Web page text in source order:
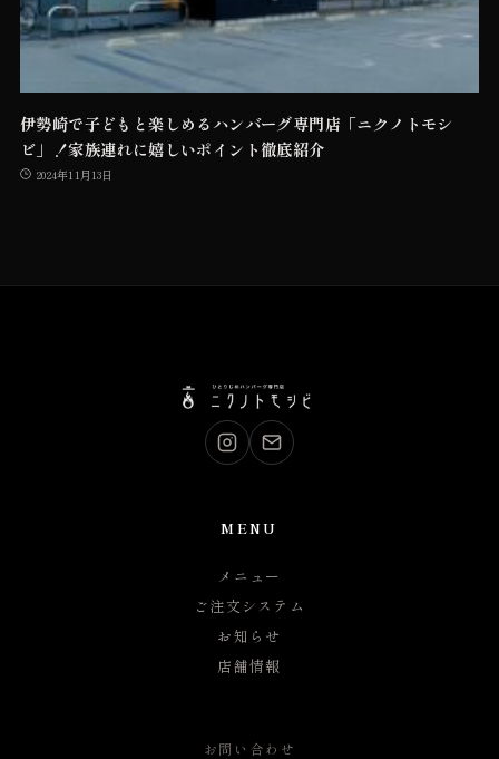
伊勢崎で子どもと楽しめるハンバーグ専門店「ニクノトモシ
ビ」！家族連れに嬉しいポイント徹底紹介
2024年11月13日
MENU
メニュー
ご注文システム
お知らせ
店舗情報
お問い合わせ